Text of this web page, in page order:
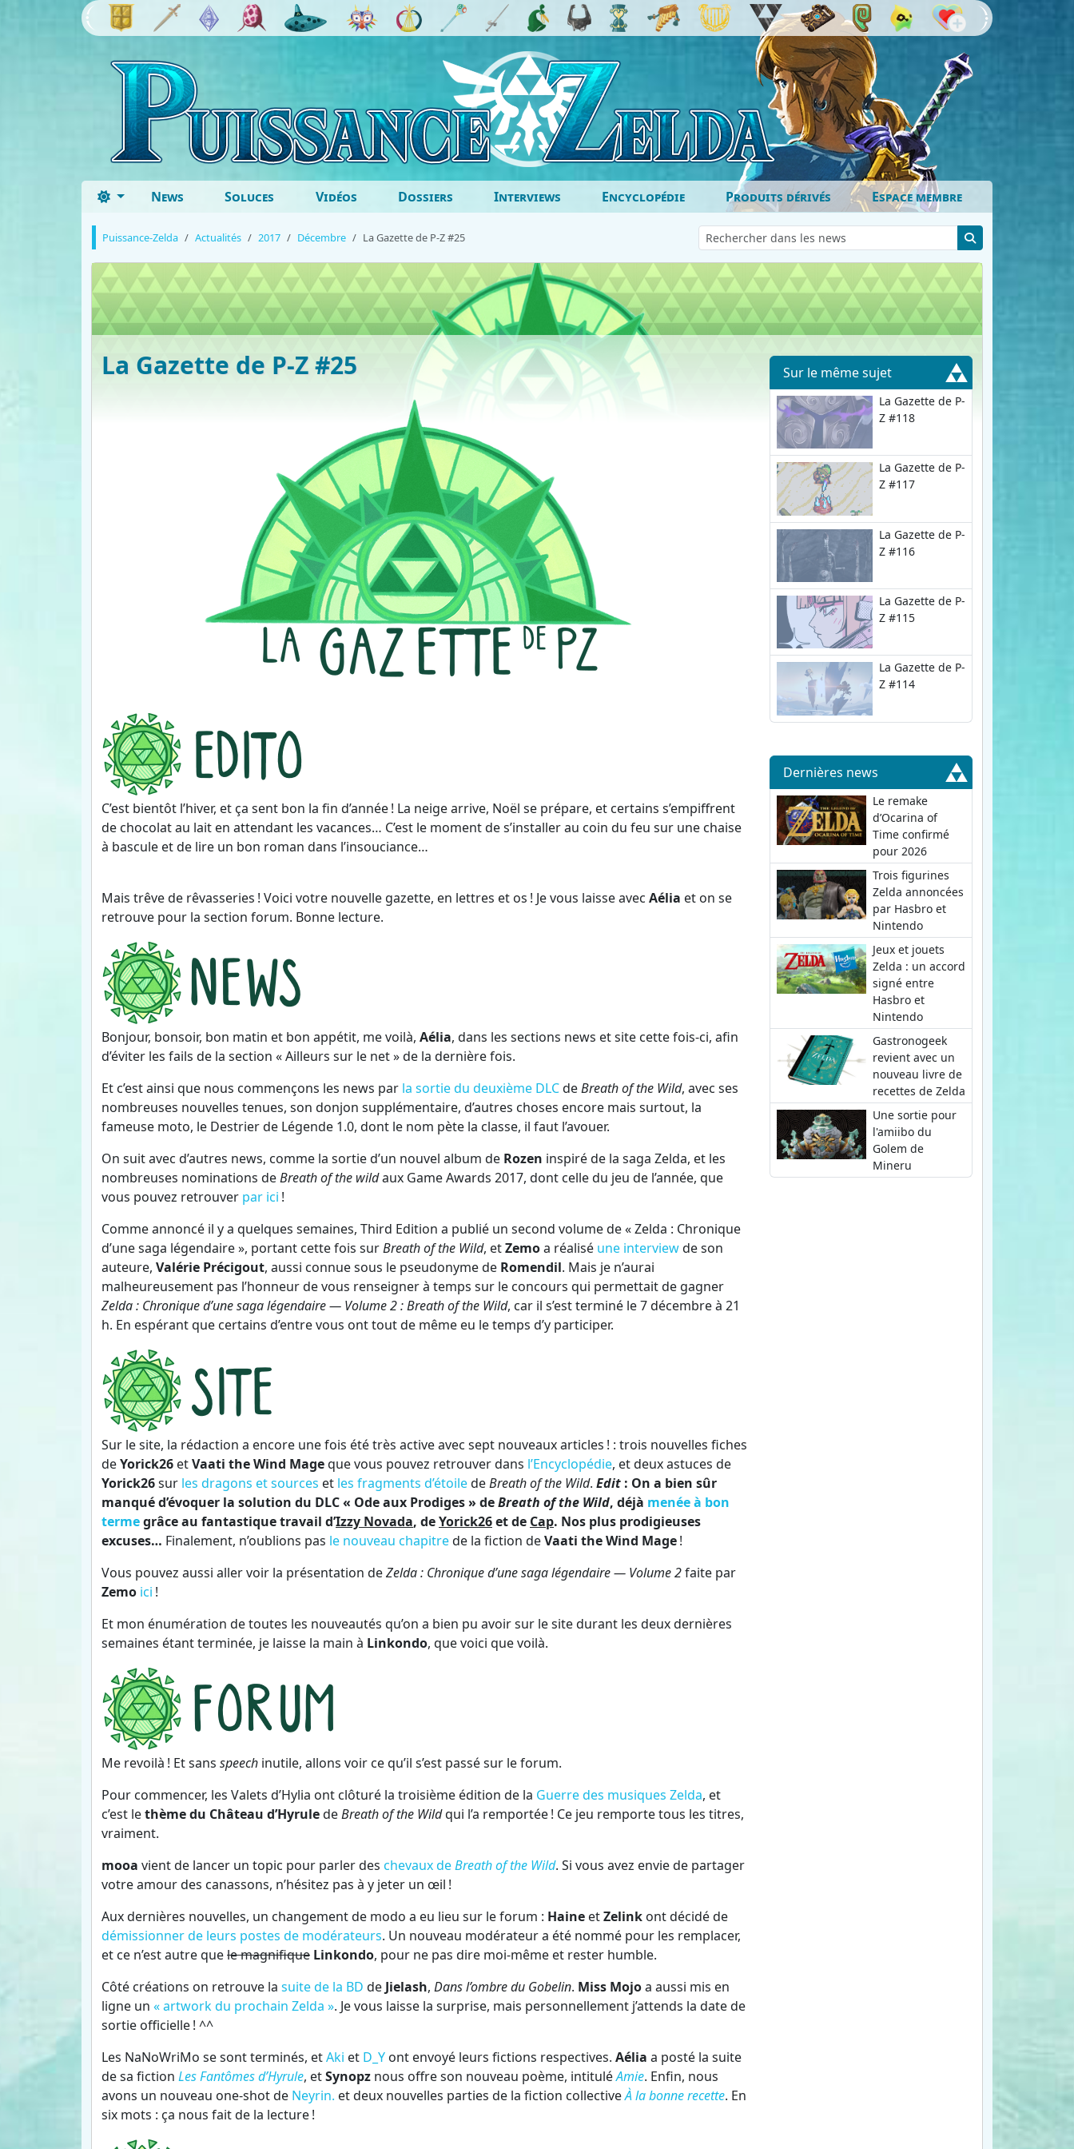
News Soluces Vidéos Dossiers Interviews Encyclopédie Produits dérivés Espace membre
Puissance-Zelda Actualités 2017 Décembre La Gazette de P-Z #25
La Gazette de P-Z #25
C’est bientôt l’hiver, et ça sent bon la fin d’année ! La neige arrive, Noël se prépare, et certains s’empiffrent
de chocolat au lait en attendant les vacances… C’est le moment de s’installer au coin du feu sur une chaise
à bascule et de lire un bon roman dans l’insouciance…
Mais trêve de rêvasseries ! Voici votre nouvelle gazette, en lettres et os ! Je vous laisse avec Aélia et on se
retrouve pour la section forum. Bonne lecture.
Bonjour, bonsoir, bon matin et bon appétit, me voilà, Aélia, dans les sections news et site cette fois-ci, afin
d’éviter les fails de la section « Ailleurs sur le net » de la dernière fois.
Et c’est ainsi que nous commençons les news par la sortie du deuxième DLCdeBreath of the Wild, avec ses
nombreuses nouvelles tenues, son donjon supplémentaire, d’autres choses encore mais surtout, la
fameuse moto, le Destrier de Légende 1.0, dont le nom pète la classe, il faut l’avouer.
On suit avec d’autres news, comme la sortie d’un nouvel album de Rozen inspiré de la saga Zelda, et les
nombreuses nominations deBreath of the wildaux Game Awards 2017, dont celle du jeu de l’année, que
vous pouvez retrouver par ici !
Comme annoncé il y a quelques semaines, Third Edition a publié un second volume de « Zelda : Chronique
d’une saga légendaire », portant cette fois surBreath of the Wild, etZemoa réalisé une interviewde son
auteure, Valérie Précigout, aussi connue sous le pseudonyme de Romendil. Mais je n’aurai
malheureusement pas l’honneur de vous renseigner à temps sur le concours qui permettait de gagner
Zelda : Chronique d’une saga légendaire — Volume 2 : Breath of the Wild, car il s’est terminé le 7 décembre à 21
h. En espérant que certains d’entre vous ont tout de même eu le temps d’y participer.
Sur le site, la rédaction a encore une fois été très active avec sept nouveaux articles ! : trois nouvelles fiches
deYorick26 etVaati the Wind Mageque vous pouvez retrouver dans l’Encyclopédie, et deux astuces de
Yorick26sur les dragons et sources et les fragments d’étoiledeBreath of the Wild. Edit : On a bien sûr
manqué d’évoquer la solution du DLC « Ode aux Prodiges » deBreath of the Wild, déjà menée à bon
termegrâce au fantastique travail d’Izzy Novada, deYorick26et de Cap. Nos plus prodigieuses
excuses… Finalement, n’oublions pas le nouveau chapitrede la fiction deVaati the Wind Mage!
Vous pouvez aussi aller voir la présentation deZelda : Chronique d’une saga légendaire — Volume 2faite par
Zemo ici !
Et mon énumération de toutes les nouveautés qu’on a bien pu avoir sur le site durant les deux dernières
semaines étant terminée, je laisse la main à Linkondo, que voici que voilà.
Me revoilà ! Et sans speech inutile, allons voir ce qu’il s’est passé sur le forum.
Pour commencer, les Valets d’Hylia ont clôturé la troisième édition de la Guerre des musiques Zelda, et
c’est lethème du Château d’HyruledeBreath of the Wildqui l’a remportée ! Ce jeu remporte tous les titres,
vraiment.
mooa vient de lancer un topic pour parler des chevaux deBreath of the Wild. Si vous avez envie de partager
votre amour des canassons, n’hésitez pas à y jeter un œil !
Aux dernières nouvelles, un changement de modo a eu lieu sur le forum : Haine etZelink ont décidé de
démissionner de leurs postes de modérateurs. Un nouveau modérateur a été nommé pour les remplacer,
et ce n’est autre quele magnifique Linkondo, pour ne pas dire moi-même et rester humble.
Côté créations on retrouve la suite de la BD de Jielash, Dans l’ombre du Gobelin. Miss Mojoa aussi mis en
ligne un « artwork du prochain Zelda ». Je vous laisse la surprise, mais personnellement j’attends la date de
sortie officielle ! ^^
Les NaNoWriMo se sont terminés, etAki et D_Y ont envoyé leurs fictions respectives. Aélia a posté la suite
de sa fiction Les Fantômes d’Hyrule, etSynopz nous offre son nouveau poème, intituléAmie. Enfin, nous
avons un nouveau one-shot de Neyrin. et deux nouvelles parties de la fiction collectiveÀ la bonne recette. En
six mots : ça nous fait de la lecture !
Sur le même sujet
La Gazette de P-
Z #118
La Gazette de P-
Z #117
La Gazette de P-
Z #116
La Gazette de P-
Z #115
La Gazette de P-
Z #114
Dernières news
Le remake
d’Ocarina of
Time confirmé
pour 2026
Trois figurines
Zelda annoncées
par Hasbro et
Nintendo
Jeux et jouets
Zelda : un accord
signé entre
Hasbro et
Nintendo
Gastronogeek
revient avec un
nouveau livre de
recettes de Zelda
Une sortie pour
l'amiibo du
Golem de
Mineru